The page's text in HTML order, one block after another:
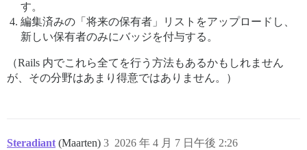
す。
編集済みの「将来の保有者」リストをアップロードし、
新しい保有者のみにバッジを付与する。
（Rails 内でこれら全てを行う方法もあるかもしれません
が、その分野はあまり得意ではありません。）
Steradiant (Maarten) 2026 年 4 月 7 日午後 2:26
3